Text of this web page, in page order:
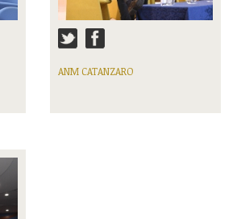
ANM CATANZARO